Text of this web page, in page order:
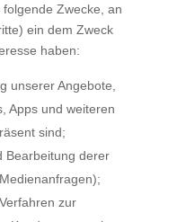
Zwecke, an
ein dem Zweck
haben:
unserer Angebote,
Apps und weiteren
sind;
Bearbeitung derer
zur